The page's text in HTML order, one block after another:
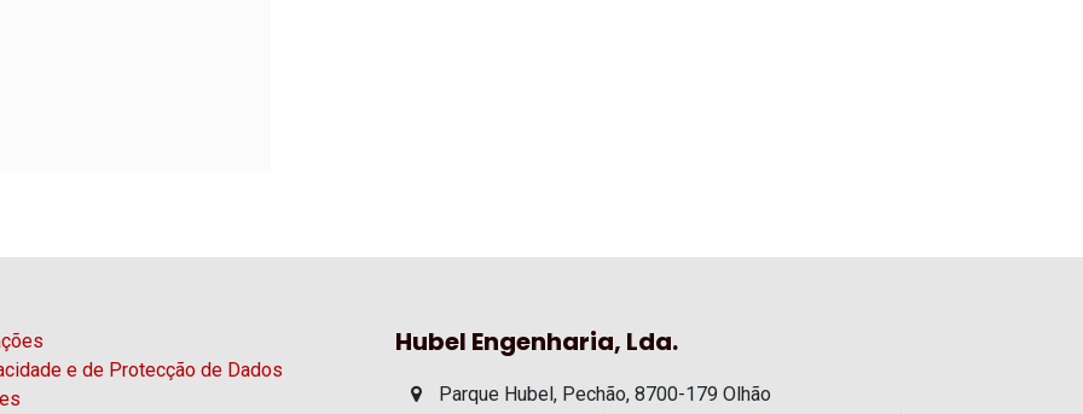
Hubel Engenharia, Lda.
Parque Hubel, Pechão, 8700-179 Olhão
e de Protecção de Dados